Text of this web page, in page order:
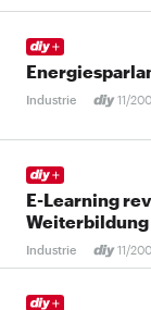
Industrie 11/
E-Learning
Weiterbildung
Industrie 11/